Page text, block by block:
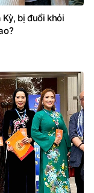
bị đuổi khỏi